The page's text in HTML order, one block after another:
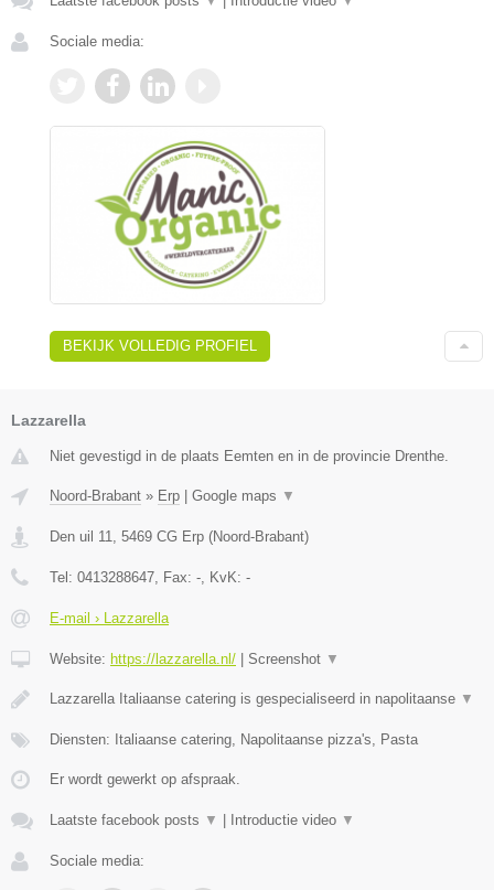
Sociale media:
BEKIJK VOLLEDIG PROFIEL
Lazzarella
Niet gevestigd in de plaats Eemten en in de provincie Drenthe.
Noord-Brabant » Erp Google maps ▼
Den uil 11 5469 CG Erp (Noord-Brabant)
Tel: 0413288647 , Fax: - , KvK: -
E-mail › Lazzarella
Website: https://lazzarella.nl/ Screenshot ▼
Lazzarella Italiaanse catering is gespecialiseerd in napolitaanse ▼
Diensten: Italiaanse catering, Napolitaanse pizza's, Pasta
Er wordt gewerkt op afspraak.
Laatste facebook posts ▼ Introductie video ▼
Sociale media: